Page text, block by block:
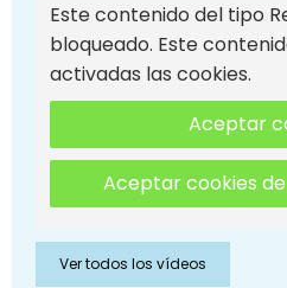
Este contenido del tipo
bloqueado. Este
activadas las cookies.
Aceptar
Aceptar cookies de
Ver todos los vídeos